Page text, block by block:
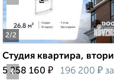
2/2
Студия квартира,
5 258 160 ₽ 196 200 ₽
‹